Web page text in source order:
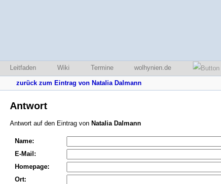
Leitfaden Wiki Termine wolhynien.de
zurück zum Eintrag von Natalia Dalmann
Antwort
Antwort auf den Eintrag von Natalia Dalmann
Name:
E-Mail:
Homepage:
Ort: